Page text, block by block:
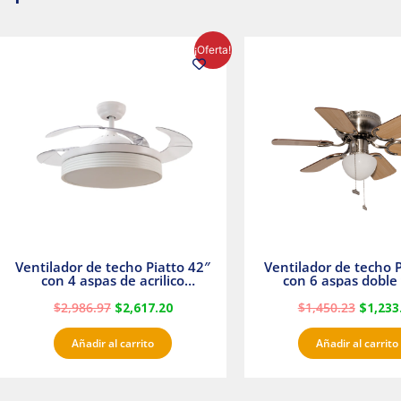
¡Oferta!
Ventilador de techo Piatto 42″
con 4 aspas de acrilico
$2,986.97
$2,986.97.
$2,617.20
precio
actual
Añadir al carrito
Ventilador de techo
con 6 aspas
$1,450.23 $
Añadir al carrito